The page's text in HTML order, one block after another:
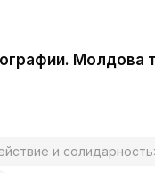
Молдова
и